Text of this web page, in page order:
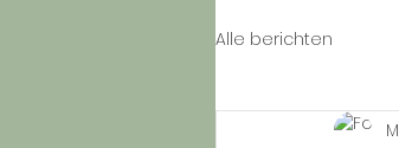
Alle berichten